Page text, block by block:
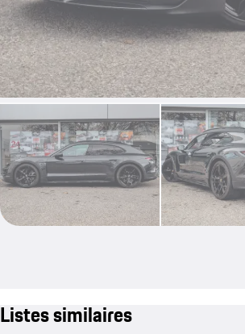
Listes similaires